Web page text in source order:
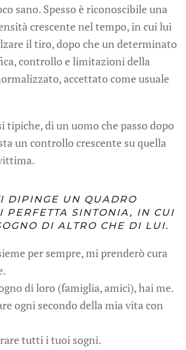
sano. Spesso è riconoscibile una
crescente nel tempo, in cui lui
il tiro, dopo che un determinato
controllo e limitazioni della
accettato come usuale
tipiche, di un uomo che passo dopo
un controllo crescente su quella
DIPINGE UN QUADRO
PERFETTA SINTONIA, IN CUI
DI ALTRO CHE DI LUI.
per sempre, mi prenderò cura
di loro (famiglia, amici), hai me.
ogni secondo della mia vita con
tutti i tuoi sogni.